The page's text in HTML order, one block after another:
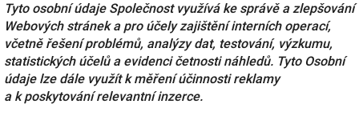
Tyto osobní údaje Společnost využívá ke správě a zlepšování
Webových stránek a pro účely zajištění interních operací,
včetně řešení problémů, analýzy dat, testování, výzkumu,
statistických účelů a evidenci četnosti náhledů. Tyto Osobní
údaje lze dále využít k měření účinnosti reklamy
a k poskytování relevantní inzerce.